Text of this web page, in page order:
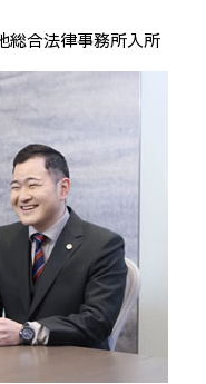
総合法律事務所入所